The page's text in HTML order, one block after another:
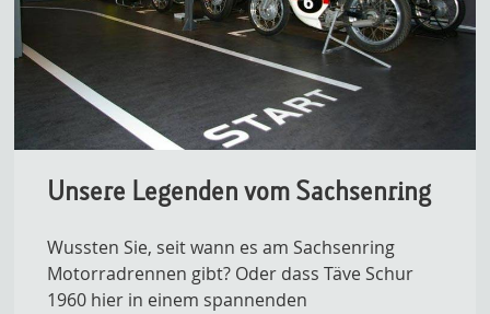
Unsere Legenden vom Sachsenring
Wussten Sie, seit wann es am Sachsenring
Motorradrennen gibt? Oder dass Täve Schur
1960 hier in einem spannenden